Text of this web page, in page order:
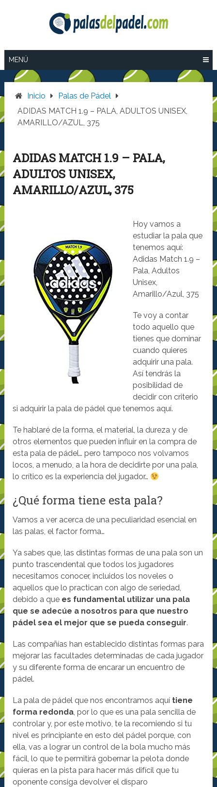
MENÚ
Inicio
Palas de Pádel
ADIDAS MATCH 1.9 – PALA, ADULTOS UNISEX,
AMARILLO/AZUL, 375
ADIDAS MATCH 1.9 – PALA,
ADULTOS UNISEX,
AMARILLO/AZUL, 375
Hoy vamos a
estudiar la pala que
tenemos aquí:
Adidas Match 1.9 –
Pala, Adultos
Unisex,
Amarillo/Azul, 375
Te voy a contar
todo aquello que
tienes que dominar
cuando quieres
adquirir una pala.
Así tendrás la
posibilidad de
decidir con criterio
si adquirir la pala de pádel que tenemos aquí.
Te hablaré de la forma, el material, la dureza y de
otros elementos que pueden influir en la compra de
esta pala de pádel… pero tampoco nos volvamos
locos, a menudo, a la hora de decidirte por una pala,
lo crítico es la experiencia del jugador…
¿Qué forma tiene esta pala?
Vamos a ver acerca de una peculiaridad esencial en
las palas, el factor forma…
Ya sabes que, las distintas formas de una pala son un
punto trascendental que todos los jugadores
necesitamos conocer, incluidos los noveles o
aquellos que lo practican con algo de seriedad,
debido a que es fundamental utilizar una pala
que se adecúe a nosotros para que nuestro
pádel sea el mejor que se pueda conseguir.
Las compañías han establecido distintas formas para
mejorar las facultades determinadas de cada jugador
y su diferente forma de encarar un encuentro de
pádel.
La pala de pádel que nos encontramos aquí tiene
forma redonda, por lo que es una pala sencilla de
controlar y, por este motivo, te la recomiendo si tu
nivel es principiante en esto del pádel porque, con
ella, vas a lograr un control de la bola mucho más
fácil, lo que te permitirá gobernar la pelota donde
quieras en la pista para hacer más difícil que tu
oponente consiga devolver el disparo